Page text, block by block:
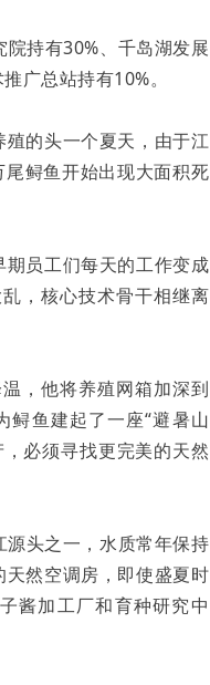
持有30%、千岛湖发展
广总站持有10%。
的头一个夏天，由于江
鲟鱼开始出现大面积死
员工们每天的工作变成
，核心技术骨干相继离
，他将养殖网箱加深到
鲟鱼建起了一座“避暑山
必须寻找更完美的天然
头之一，水质常年保持
然空调房，即使盛夏时
酱加工厂和育种研究中